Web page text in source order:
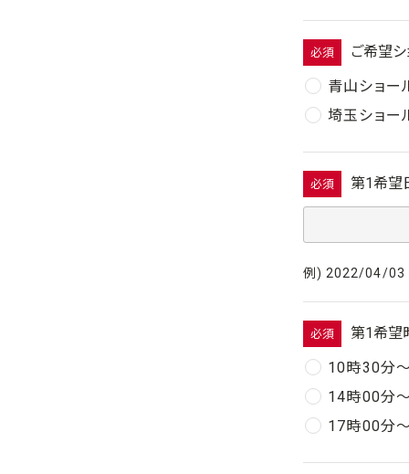
必須
ご希望
青山ショー
埼玉ショー
必須 第1希望
例) 2022/04/03
必須
第1希望
10時30分〜
14時00分〜
17時00分〜